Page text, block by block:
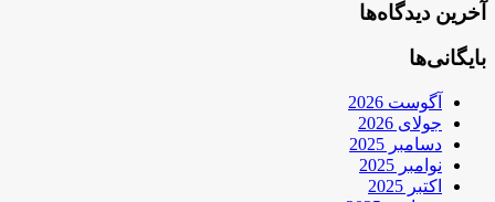
آخرین دیدگاه‌ها
بایگانی‌ها
آگوست 2026
جولای 2026
دسامبر 2025
نوامبر 2025
اکتبر 2025